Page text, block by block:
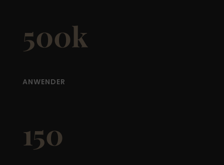
500k
ANWENDER
150